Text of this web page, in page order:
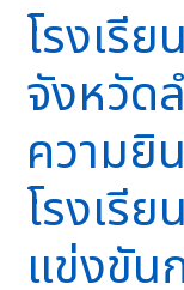
โรงเรี
จังหวัด
ความยิ
โรงเรีย
แข่งขัน